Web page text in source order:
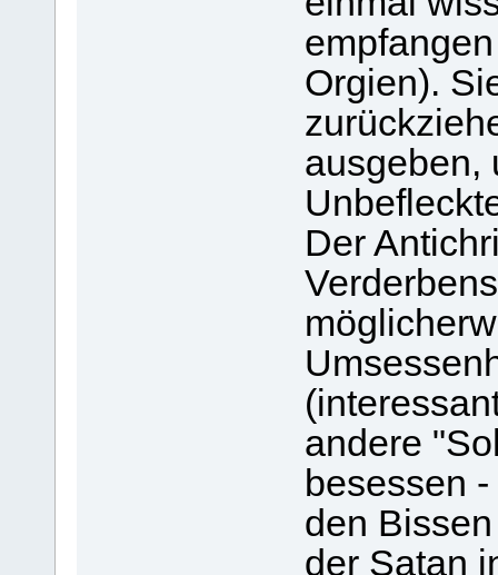
Orgien).
ausgeben,
Der
andere
besessen
den
der Satan